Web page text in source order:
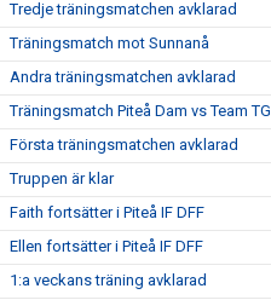
Tredje träningsmatchen avklarad
Träningsmatch mot Sunnanå
Andra träningsmatchen avklarad
Träningsmatch Piteå Dam vs Team TG
Första träningsmatchen avklarad
Truppen är klar
Faith fortsätter i Piteå IF DFF
Ellen fortsätter i Piteå IF DFF
1:a veckans träning avklarad